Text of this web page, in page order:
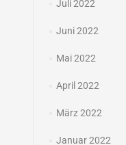
Juli 2022
Juni 2022
Mai 2022
April 2022
März 2022
Januar 2022